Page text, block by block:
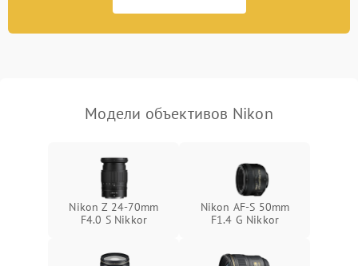
Модели объективов Nikon
Nikon Z 24-70mm
F4.0 S Nikkor
Nikon AF-S 50mm
F1.4 G Nikkor